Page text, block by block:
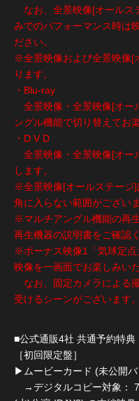
なお、全景映像[オールス
みでのパフォーマンス時は
ださい。
※全景映像および全景映像[
ります。
・Blu-ray
全景映像・全景映像[オー
ングル機能で切り替えてお
・D V D
全景映像・全景映像[オー
します。
※全景映像[オールステージ
角に入らない範囲がござい
※マルチアングル機能の再
再生機器の説明書をご確認
※ボーナス映像1「気球定
映像を一画面でお楽しみい
なお、固定カメラによる
受けるシーンがございます
■公式通販4社 共通予約特典
［初回限定盤］
▶︎ムービーカード (未公開
→デジタルコピー対象： 7